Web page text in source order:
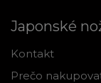
Japonské
Kontakt
Prečo